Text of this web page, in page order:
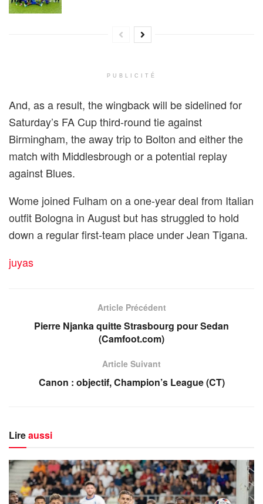
PUBLICITÉ
And, as a result, the wingback will be sidelined for
Saturday’s FA Cup third-round tie against
Birmingham, the away trip to Bolton and either the
match with Middlesbrough or a potential replay
against Blues.
Wome joined Fulham on a one-year deal from Italian
outfit Bologna in August but has struggled to hold
down a regular first-team place under Jean Tigana.
juyas
Article Précédent
Pierre Njanka quitte Strasbourg pour Sedan
(Camfoot.com)
Article Suivant
Canon : objectif, Champion’s League (CT)
Lireaussi